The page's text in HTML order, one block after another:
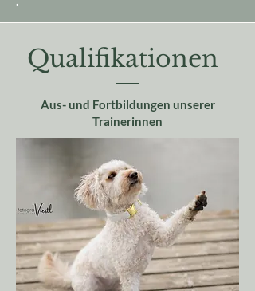
Qualifikationen
Aus- und Fortbildungen unserer
Trainerinnen